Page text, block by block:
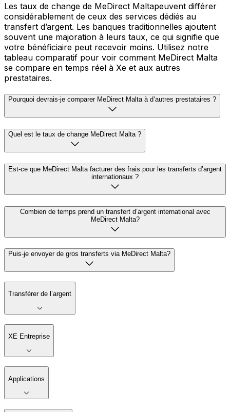
Les taux de change de MeDirect Maltapeuvent différer
considérablement de ceux des services dédiés au
transfert d’argent. Les banques traditionnelles ajoutent
souvent une majoration à leurs taux, ce qui signifie que
votre bénéficiaire peut recevoir moins. Utilisez notre
tableau comparatif pour voir comment MeDirect Malta
se compare en temps réel à Xe et aux autres
prestataires.
Pourquoi devrais-je comparer MeDirect Malta à d’autres prestataires ?
Quel est le taux de change MeDirect Malta ?
Est-ce que MeDirect Malta facturer des frais pour les transferts d’argent
internationaux ?
Combien de temps prend un transfert d’argent international avec
MeDirect Malta?
Puis-je envoyer de gros transferts via MeDirect Malta?
Transférer de l’argent
XE Entreprise
Applications